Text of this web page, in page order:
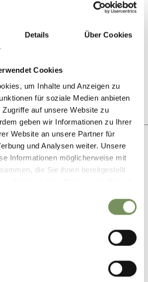
Details Über Cookies
Cookies
um Inhalte und Anzeigen zu
für soziale Medien anbieten
auf unsere Website zu
geben wir Informationen zu Ihrer
Website an unsere Partner für
und Analysen weiter. Unsere
Informationen möglicherweise mit
die Sie ihnen bereitgestellt